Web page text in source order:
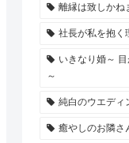
離縁は致しかね
社長が私を抱く
いきなり婚～
～
純白のウエディ
癒やしのお隣さ